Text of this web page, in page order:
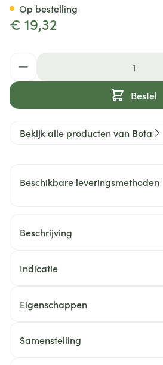
€ 19,32
Bestel
Op bestelling
Bekijk alle producten van Bota
Beschikbare leveringsmethoden
Beschrijving
Indicatie
Eigenschappen
Samenstelling